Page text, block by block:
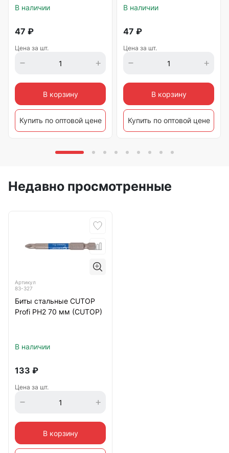
В наличии
47 ₽
Цена за шт.
В корзину
Купить по оптовой цене
В наличии
47 ₽
Цена за шт.
В корзину
Купить по оптовой цене
Недавно просмотренные
Артикул
83-327
Биты стальные CUTOP
Profi PH2 70 мм (CUTOP)
В наличии
133 ₽
Цена за шт.
В корзину